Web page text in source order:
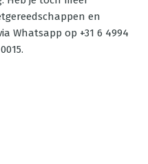
en
Whatsapp op +31 6 4994